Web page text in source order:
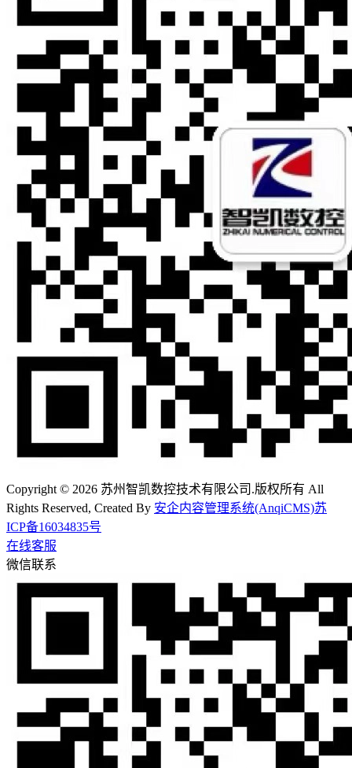
Copyright © 2026 苏州智凯数控技术有限公司.版权所有 All
Rights Reserved, Created By 安企内容管理系统(AnqiCMS)苏
ICP备16034835号
在线客服
微信联系